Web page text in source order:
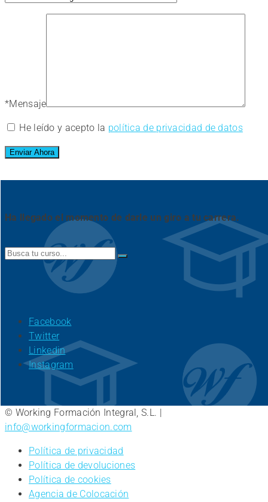
*Mensaje
He leído y acepto la política de privacidad de datos
Ha llegado el momento de darle un giro a tu carrera.
Search
Facebook
Twitter
Linkedin
Instagram
© Working Formación Integral, S.L. |
info@workingformacion.com
Política de privacidad
Política de devoluciones
Política de cookies
Agencia de Colocación